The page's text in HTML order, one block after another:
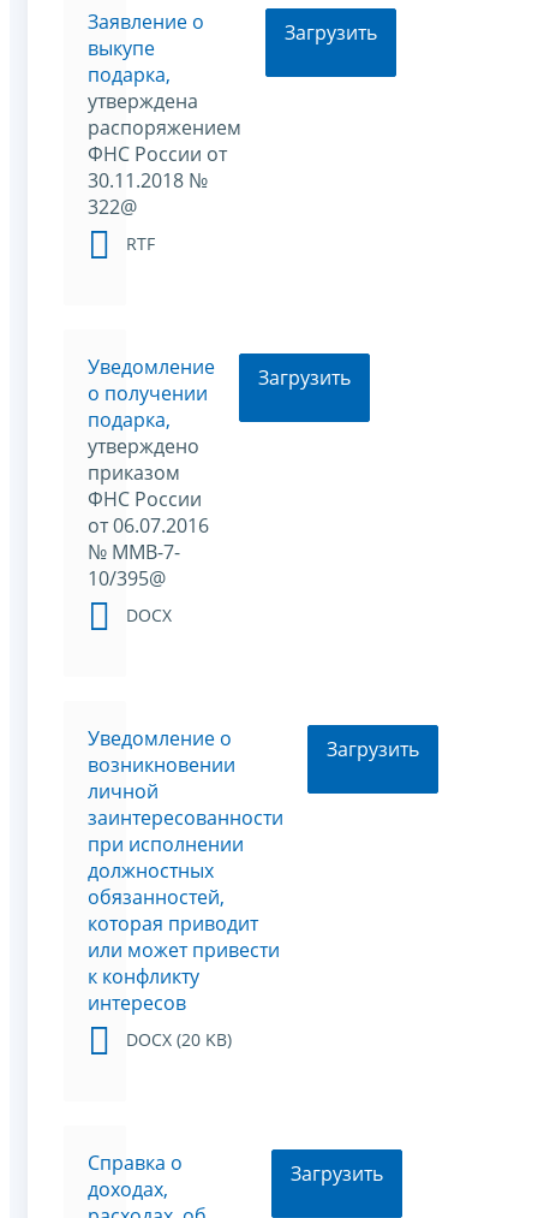
Заявление о
выкупе
подарка,
утверждена
распоряжением
ФНС России от
30.11.2018 №
322@
RTF
Загрузить
Уведомление
о получении
подарка,
утверждено
приказом
ФНС России
от 06.07.2016
№ ММВ-7-
10/395@
DOCX
Загрузить
Уведомление о
возникновении
личной
заинтересованности
при исполнении
должностных
обязанностей,
которая приводит
или может привести
к конфликту
интересов
DOCX (20 KB)
Загрузить
Справка о
доходах,
Загрузить